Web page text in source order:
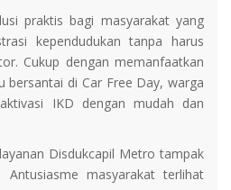
praktis bagi masyarakat yang
kependudukan tanpa harus
Cukup dengan memanfaatkan
bersantai di Car Free Day, warga
IKD dengan mudah dan
Disdukcapil Metro tampak
Antusiasme masyarakat terlihat